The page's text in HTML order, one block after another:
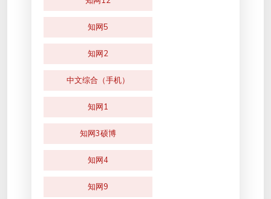
知网5
知网2
中文综合（手机）
知网1
知网3硕博
知网4
知网9